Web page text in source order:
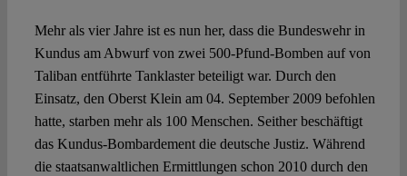
Mehr als vier Jahre ist es nun her, dass die Bundeswehr in
Kundus am Abwurf von zwei 500-Pfund-Bomben auf von
Taliban entführte Tanklaster beteiligt war. Durch den
Einsatz, den Oberst Klein am 04. September 2009 befohlen
hatte, starben mehr als 100 Menschen. Seither beschäftigt
das Kundus-Bombardement die deutsche Justiz. Während
die staatsanwaltlichen Ermittlungen schon 2010 durch den